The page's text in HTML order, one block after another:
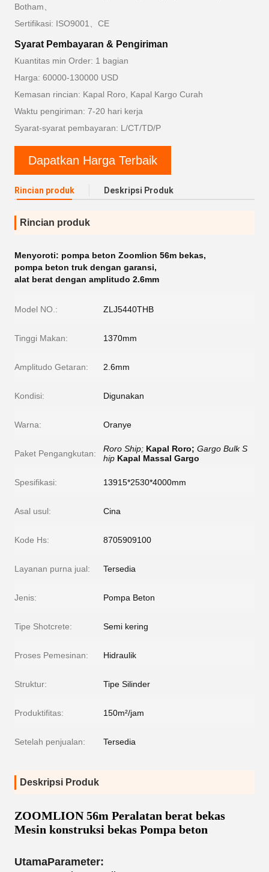
Botham、
Sertifikasi: ISO9001、CE
Syarat Pembayaran & Pengiriman
Kuantitas min Order: 1 bagian
Harga: 60000-130000 USD
Kemasan rincian: Kapal Roro, Kapal Kargo Curah
Waktu pengiriman: 7-20 hari kerja
Syarat-syarat pembayaran: L/CT/TD/P
Dapatkan Harga Terbaik
Rincian produk Deskripsi Produk
Rincian produk
Menyoroti: pompa beton Zoomlion 56m bekas,
pompa beton truk dengan garansi,
alat berat dengan amplitudo 2.6mm
Model NO.: ZLJ5440THB
Tinggi Makan: 1370mm
Amplitudo Getaran: 2.6mm
Kondisi: Digunakan
Warna: Oranye
Paket Pengangkutan: Roro Ship; Kapal Roro; Gargo Bulk S
hip Kapal Massal Gargo
Spesifikasi: 13915*2530*4000mm
Asal usul: Cina
Kode Hs: 8705909100
Layanan purna jual: Tersedia
Jenis: Pompa Beton
Tipe Shotcrete: Semi kering
Proses Pemesinan: Hidraulik
Struktur: Tipe Silinder
Produktifitas: 150m²/jam
Setelah penjualan: Tersedia
Deskripsi Produk
ZOOMLION 56m Peralatan berat bekas
Mesin konstruksi bekas Pompa beton
UtamaParameter: